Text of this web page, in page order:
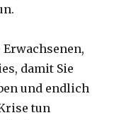
damit Sie
und endlich
tun